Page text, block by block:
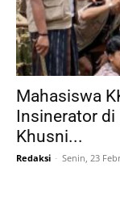
Mahasiswa
Insinerator di
Khusni...
Redaksi - Senin, 23